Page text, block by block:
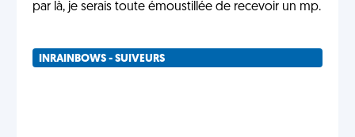
par là, je serais toute émoustillée de recevoir un mp.
INRAINBOWS - SUIVEURS